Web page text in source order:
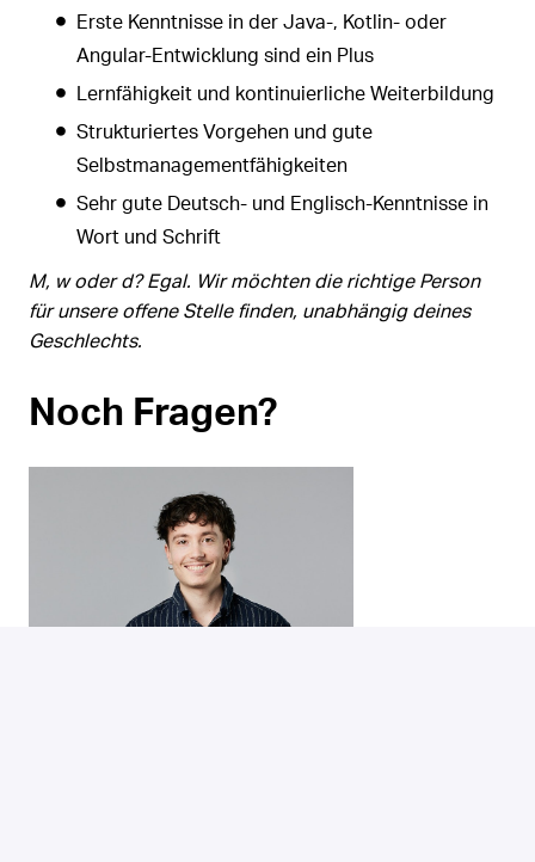
Erste Kenntnisse in der Java-, Kotlin- oder
Angular-Entwicklung sind ein Plus
Lernfähigkeit und kontinuierliche Weiterbildung
Strukturiertes Vorgehen und gute
Selbstmanagementfähigkeiten
Sehr gute Deutsch- und Englisch-Kenntnisse in
Wort und Schrift
M, w oder d? Egal. Wir möchten die richtige Person
für unsere offene Stelle finden, unabhängig deines
Geschlechts.
Noch Fragen?